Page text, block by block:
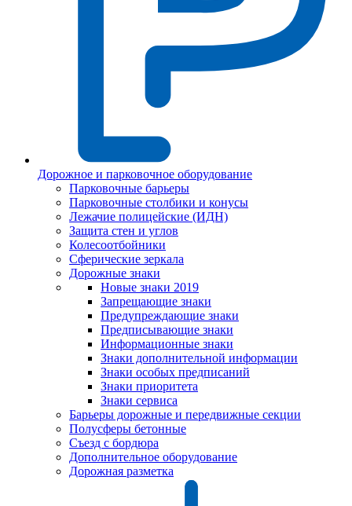
Дорожное и парковочное оборудование
Парковочные барьеры
Парковочные столбики и конусы
Лежачие полицейские (ИДН)
Защита стен и углов
Колесоотбойники
Сферические зеркала
Дорожные знаки
Новые знаки 2019
Запрещающие знаки
Предупреждающие знаки
Предписывающие знаки
Информационные знаки
Знаки дополнительной информации
Знаки особых предписаний
Знаки приоритета
Знаки сервиса
Барьеры дорожные и передвижные секции
Полусферы бетонные
Съезд с бордюра
Дополнительное оборудование
Дорожная разметка